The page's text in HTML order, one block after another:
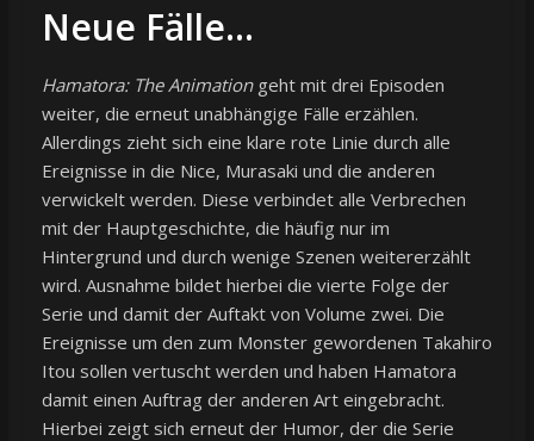
Neue Fälle…
Hamatora: The Animationgeht mit drei Episoden
weiter, die erneut unabhängige Fälle erzählen.
Allerdings zieht sich eine klare rote Linie durch alle
Ereignisse in die Nice, Murasaki und die anderen
verwickelt werden. Diese verbindet alle Verbrechen
mit der Hauptgeschichte, die häufig nur im
Hintergrund und durch wenige Szenen weitererzählt
wird. Ausnahme bildet hierbei die vierte Folge der
Serie und damit der Auftakt von Volume zwei. Die
Ereignisse um den zum Monster gewordenen Takahiro
Itou sollen vertuscht werden und haben Hamatora
damit einen Auftrag der anderen Art eingebracht.
Hierbei zeigt sich erneut der Humor, der die Serie